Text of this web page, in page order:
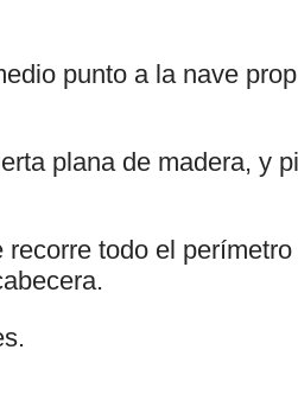
punto a la nave
plana de madera, y
todo el